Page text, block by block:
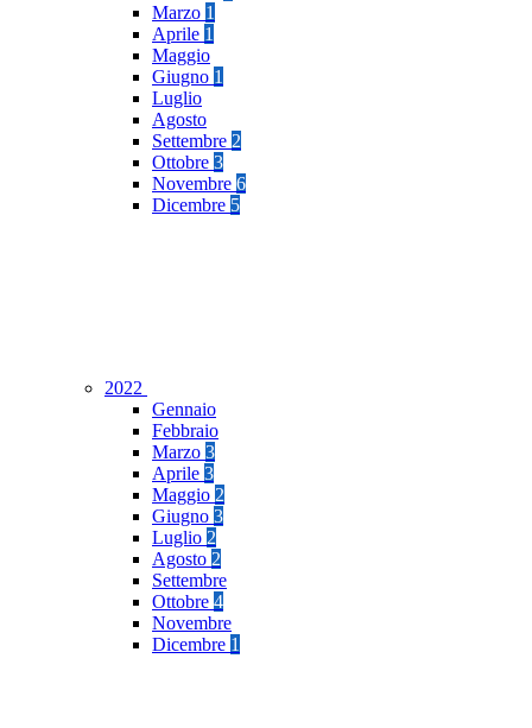
Marzo 1
Aprile 1
Maggio
Giugno 1
Luglio
Agosto
Settembre 2
Ottobre 3
Novembre 6
Dicembre 5
2022
Gennaio
Febbraio
Marzo 3
Aprile 3
Maggio 2
Giugno 3
Luglio 2
Agosto 2
Settembre
Ottobre 4
Novembre
Dicembre 1